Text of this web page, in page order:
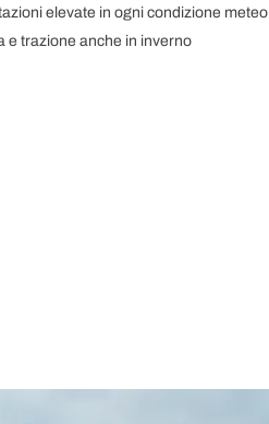
elevate in ogni condizione meteo
e trazione anche in inverno